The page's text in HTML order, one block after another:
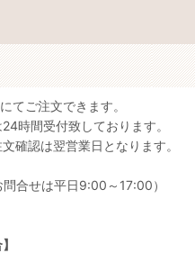
てご注文できます。
時間受付致しております。
確認は翌営業日となります。
合せは平日9:00～17:00）